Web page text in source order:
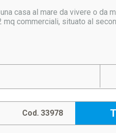
casa al mare da vivere o da
commerciali, situato al
Cod. 33978